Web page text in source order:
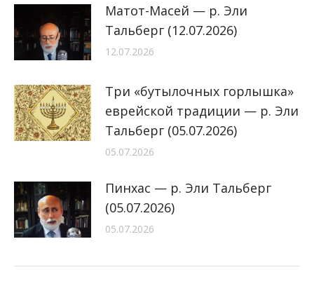
Матот-Масей — р. Эли
Тальберг (12.07.2026)
12.07.2026
Три «бутылочных горлышка»
еврейской традиции — р. Эли
Тальберг (05.07.2026)
05.07.2026
Пинхас — р. Эли Тальберг
(05.07.2026)
05.07.2026